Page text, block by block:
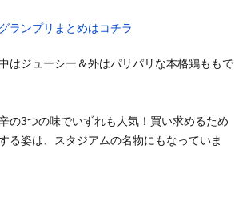
ランプリまとめはコチラ
はジューシー＆外はパリパリな本格鶏ももで
の3つの味でいずれも人気！買い求めるため
る姿は、スタジアムの名物にもなっていま